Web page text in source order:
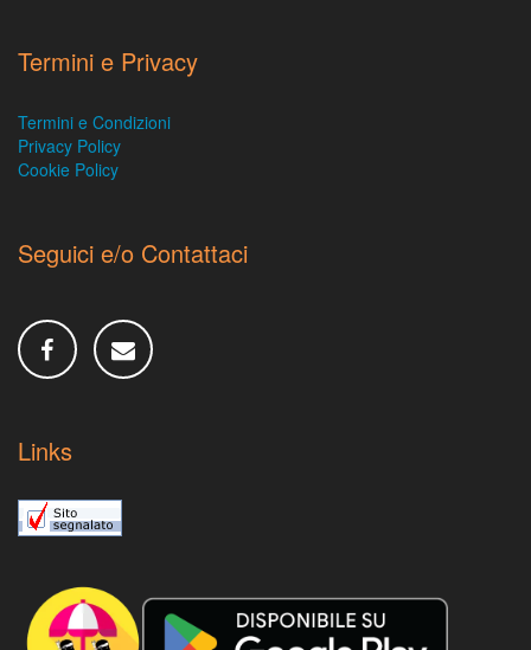
Termini e Privacy
Termini e Condizioni
Privacy Policy
Cookie Policy
Seguici e/o Contattaci
Links